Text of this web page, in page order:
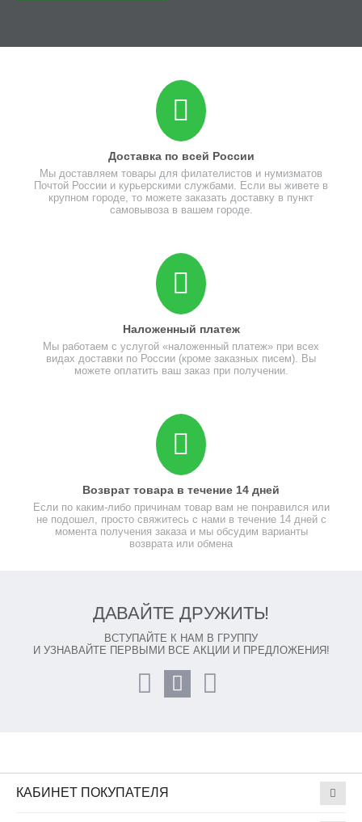
Доставка по всей России
Мы доставляем товары для филателистов и нумизматов
Почтой России и курьерскими службами. Если вы живете в
крупном городе, то можете заказать доставку в пункт
самовывоза в вашем городе.
Наложенный платеж
Мы работаем с услугой «наложенный платеж» при всех
видах доставки по России (кроме заказных писем). Вы
можете оплатить ваш заказ при получении.
Возврат товара в течение 14 дней
Если по каким-либо причинам товар вам не понравился или
не подошел, просто свяжитесь с нами в течение 14 дней с
момента получения заказа и мы обсудим варианты
возврата или обмена
ДАВАЙТЕ ДРУЖИТЬ!
ВСТУПАЙТЕ К НАМ В ГРУППУ
И УЗНАВАЙТЕ ПЕРВЫМИ ВСЕ АКЦИИ И ПРЕДЛОЖЕНИЯ!
КАБИНЕТ ПОКУПАТЕЛЯ